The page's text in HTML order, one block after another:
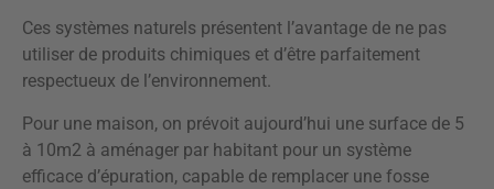
Ces systèmes naturels présentent l’avantage de ne pas
utiliser de produits chimiques et d’être parfaitement
respectueux de l’environnement.
Pour une maison, on prévoit aujourd’hui une surface de 5
à 10m2 à aménager par habitant pour un système
efficace d’épuration, capable de remplacer une fosse